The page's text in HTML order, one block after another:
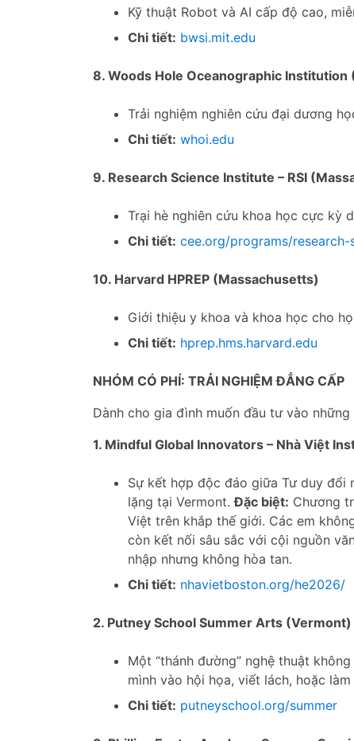
Kỹ thuật Robot và AI cấp độ cao,
Chi tiết: bwsi.mit.edu
8. Woods Hole Oceanographic Institution
Trải nghiệm nghiên cứu đại dương
Chi tiết: whoi.edu
9. Research Science Institute – RSI
Trại hè nghiên cứu khoa học cực kỳ
Chi tiết: cee.org/programs/
10. Harvard HPREP (Massachusetts)
Giới thiệu y khoa và khoa học cho
Chi tiết: hprep.hms.harvard.edu
NHÓM CÓ PHÍ: TRẢI NGHIỆM ĐẲNG CẤP
Dành cho gia đình muốn đầu tư vào
1. Mindful Global Innovators – Nhà Việt
Sự kết hợp độc đáo giữa Tư duy đổi
lặng tại Vermont.Đặc biệt: Chương
Việt trên khắp thế giới. Các em
còn kết nối sâu sắc với cội nguồn
nhập nhưng không hòa tan.
Chi tiết: nhavietboston.org/he2026/
2. Putney School Summer Arts (Vermont)
Một “thánh đường” nghệ thuật
mình vào hội họa, viết lách, hoặc làm
Chi tiết: putneyschool.org/summer